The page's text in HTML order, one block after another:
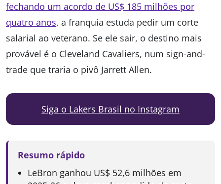
fechando um acordo de US$ 185 milhões por
quatro anos, a franquia estuda pedir um corte
salarial ao veterano. Se ele sair, o destino mais
provável é o Cleveland Cavaliers, num sign-and-
trade que traria o pivô Jarrett Allen.
Siga o Lakers Brasil no Instagram
Resumo rápido
LeBron ganhou US$ 52,6 milhões em